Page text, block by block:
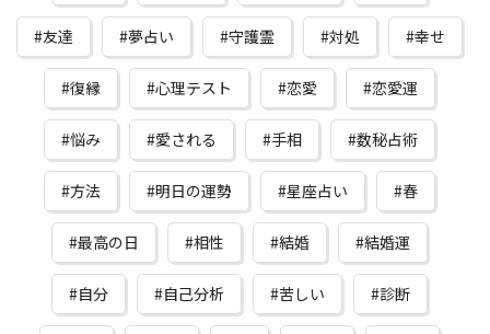
友達 夢占い 守護霊 対処 幸せ
復縁 心理テスト 恋愛 恋愛運
悩み 愛される 手相 数秘占術
方法 明日の運勢 星座占い 春
最高の日 相性 結婚 結婚運
自分 自己分析 苦しい 診断